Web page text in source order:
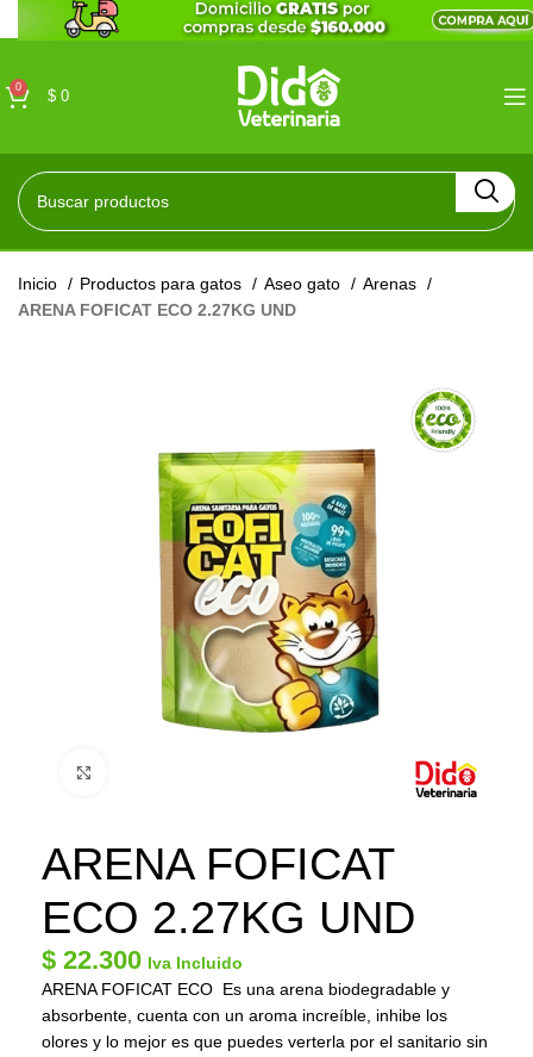
0
$ 0
Inicio Productos para gatos Aseo gato
Arenas
ARENA FOFICAT ECO 2.27KG UND
ARENA FOFICAT
ECO 2.27KG UND
$ 22.300 Iva Incluido
ARENA FOFICAT ECO Es una arena biodegradable y
absorbente, cuenta con un aroma increíble, inhibe los
olores y lo mejor es que puedes verterla por el sanitario sin